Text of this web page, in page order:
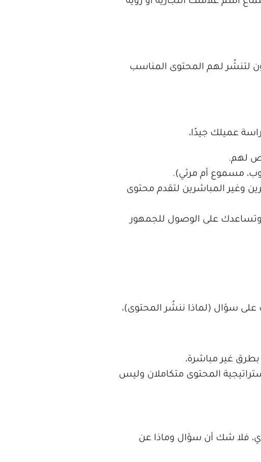
لتنشُر لهم المحتوى المناسب
مسموع أم مرئي).
وغير المباشرين لتقدم محتوى
على الوصول للجمهور
سؤال (لماذا ننشُر المحتوى)،
غير مباشرة،
المحتوى متكاملان وليس
فلا شك أن سؤال وماذا عن